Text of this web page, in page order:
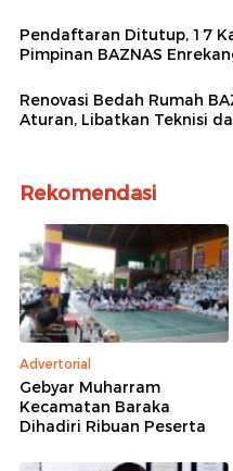
Pendaftaran Ditutup, 17
Pimpinan BAZNAS
Renovasi Bedah Rumah
Aturan, Libatkan Teknisi
Rekomendasi
Advertorial
Gebyar Muharram
Kecamatan Baraka
Dihadiri Ribuan Peserta